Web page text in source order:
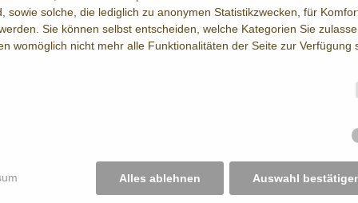
(International Union of Soil Sciences,IUSS) wurde am 19. Mai
Mitglied desISC(International Science Council), vormalsICSU
Dekade des Bodens 2015-2024 ausgerufen um nach dem
Nähere
sowie solche, die lediglich zu anonymen Statistikzwecken, für
Sie können selbst entscheiden, welche Kategorien Sie
womöglich nicht mehr alle Funktionalitäten der Seite zur Verfügung
Alles ablehnen Auswahl